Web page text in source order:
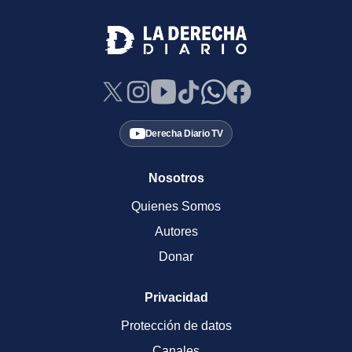
Derecha Diario TV
Nosotros
Quienes Somos
Autores
Donar
Privacidad
Protección de datos